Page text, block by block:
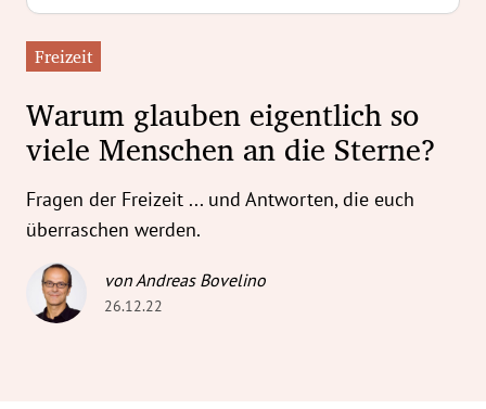
Untermenü
Untermenü
Untermenü
Untermenü
Freizeit
Warum glauben eigentlich so
viele Menschen an die Sterne?
Fragen der Freizeit ... und Antworten, die euch
überraschen werden.
von Andreas Bovelino
26.12.22